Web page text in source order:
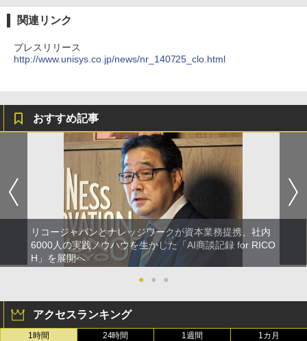
関連リンク
プレスリリース
http://www.unisys.co.jp/news/nr_140725_clo.html
おすすめ記事
リコージャパンとナレッジワークが資本業務提携、社内
6000人の実践ノウハウを生かした「AI商談記録 for RICO
H」を展開へ
●
● ●
アクセスランキング
1時間 24時間 1週間 1カ月